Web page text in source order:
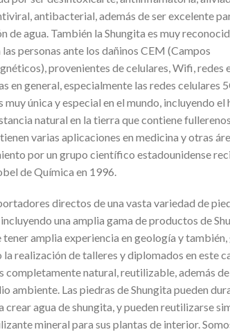
antibacterial, además de ser excelente
de agua. También la Shungita es muy
personas ante los dañinos CEM (Campos
provenientes de celulares, Wifi, redes
en general, especialmente las redes celulares
muy única y especial en el mundo, incluyendo el
natural en la tierra que contiene
varias aplicaciones en medicina y otras
por un grupo científico estadounidense
de Química en 1996.
directos de una vasta variedad de
una amplia gama de productos de
tener amplia experiencia en geología y
la realización de talleres y diplomados en este
completamente natural, reutilizable, además
ambiente. Las piedras de Shungita pueden
crear agua de shungita, y pueden reutilizarse
mineral para sus plantas de interior.